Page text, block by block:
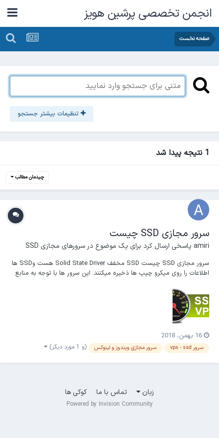
انجمن تخصصی پرشین هویز
صفحه نخست
تنظیمات بیشتر جستجو
1 نتیجه پیدا شد
چیدمان مطالب
سرور مجازی SSD چیست
amiri پاسخی ارسال کرد برای یک موضوع در سرورهای مجازی SSD
سرور مجازی SSD چیست SSD مخفف Solid State Driver هست وSSD ها
اطلاعات را روی میکرو چیپ ها ذخیره میکنند. این سرور ها با توجه به منابع
برخوردار هستند. در صورتی...
16 بهمن، 2018
سرور vps - ssd سرور مجازی ویندوز و لینوکس (و 1 مورد دیگر)
زبان تماس با ما کوکی ها
Powered by Invision Community